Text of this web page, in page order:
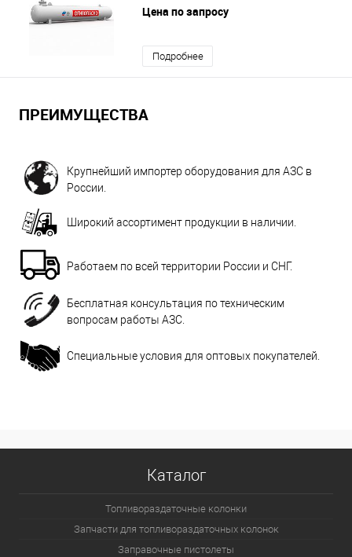
Цена по запросу
Подробнее
ПРЕИМУЩЕСТВА
Крупнейший импортер оборудования для АЗС в
России.
Широкий ассортимент продукции в наличии.
Работаем по всей территории России и СНГ.
Бесплатная консультация по техническим
вопросам работы АЗС.
Специальные условия для оптовых покупателей.
Каталог
Топливораздаточные колонки
Запчасти для топливораздаточных колонок
Заправочные пистолеты